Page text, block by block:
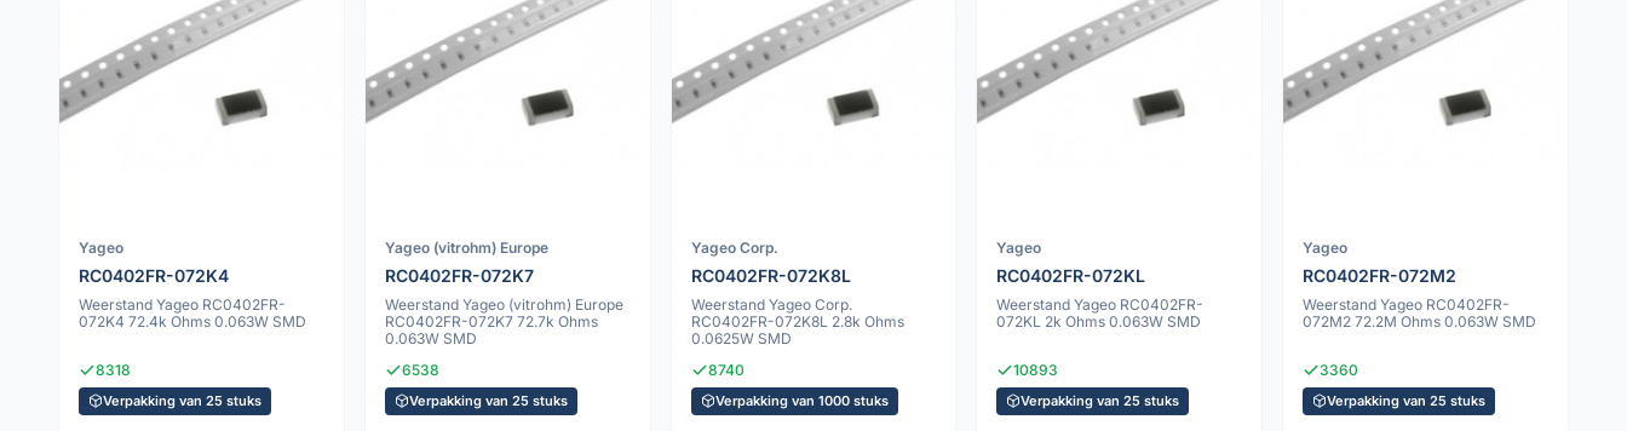
Yageo
RC0402FR-072K4
Weerstand Yageo RC0402FR-
072K4 72.4k Ohms 0.063W SMD
8318
Verpakking van 25 stuks
Yageo (vitrohm) Europe
RC0402FR-072K7
Weerstand Yageo (vitrohm) Europe
RC0402FR-072K7 72.7k Ohms
0.063W SMD
6538
Verpakking van 25 stuks
Yageo Corp.
RC0402FR-072K8L
Weerstand Yageo Corp.
RC0402FR-072K8L 2.8k Ohms
0.0625W SMD
8740
Verpakking van 1000 stuks
Yageo
RC0402FR-072KL
Weerstand Yageo RC0402FR-
072KL 2k Ohms 0.063W SMD
10893
Verpakking van 25 stuks
Yageo
RC0402FR-072M2
Weerstand Yageo RC0402FR-
072M2 72.2M Ohms 0.063W SMD
3360
Verpakking van 25 stuks